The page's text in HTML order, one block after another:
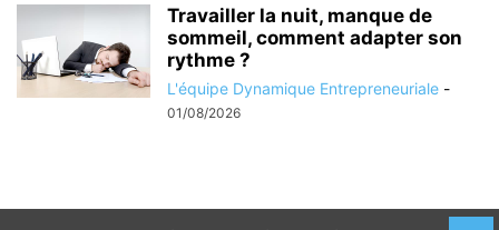
Travailler la nuit, manque de
sommeil, comment adapter son
rythme ?
L'équipe Dynamique Entrepreneuriale -
01/08/2026